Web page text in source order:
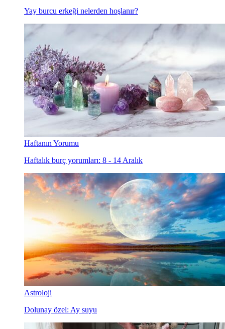
Yay burcu erkeği nelerden hoşlanır?
Haftanın Yorumu
Haftalık burç yorumları: 8 - 14 Aralık
Astroloji
Dolunay özel: Ay suyu